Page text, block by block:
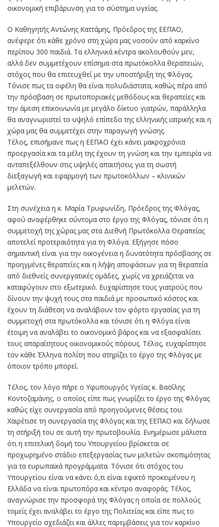
οικονομική επιβάρυνση για το σύστημα υγείας.
Ο Καθηγητής Αντώνης Καττάμης, Πρόεδρος της ΕΕΠΑΟ,
ανέφερε ότι κάθε χρόνο στη χώρα μας νοσούν από καρκίνο
περίπου 300 παιδιά. Τα ελληνικά κέντρα ακολουθούν μεν,
αλλά δεν συμμετέχουν επίσημα στα πρωτόκολλα θεραπειών,
στόχος που θα επιτευχθεί με την υποστήριξη της Φλόγας.
Τόνισε πως τα οφέλη θα είναι πολυδιάστατα, καθώς πέρα από
την πρόσβαση σε πρωτοποριακές μεθόδους και θεραπείες και
την άμεση επικοινωνία με μεγάλο δίκτυο γιατρών, παράλληλα
θα αναγνωριστεί το υψηλό επίπεδο της ελληνικής ιατρικής και η
χώρα μας θα συμμετέχει στην παραγωγή γνώσης.
Τέλος, επισήμανε πως η ΕΕΠΑO έχει κάνει μακροχρόνια
προεργασία και τα μέλη της έχουν τη γνώση και την εμπειρία να
ανταπεξέλθουν στις υψηλές απαιτήσεις για τη σωστή
διεξαγωγή και εφαρμογή των πρωτοκόλλων – κλινικών
μελετών.
Στη συνέχεια η κ. Μαρία Τρυφωνίδη, Πρόεδρος της Φλόγας,
αφού αναφέρθηκε σύντομα στο έργο της Φλόγας, τόνισε ότι η
συμμετοχή της χώρας μας στα Διεθνή Πρωτόκολλα Θεραπείας
αποτελεί προτεραιότητα για τη Φλόγα. Εξήγησε πόσο
σημαντική είναι για την οικογένεια η δυνατότητα πρόσβασης σε
προηγμένες θεραπείες και η λήψη αποφάσεων για τη θεραπεία
από διεθνείς συνεργατικές ομάδες, χωρίς να χρειάζεται να
καταφύγουν στο εξωτερικό. Ευχαρίστησε τους γιατρούς που
δίνουν την ψυχή τους στα παιδιά με προσωπικό κόστος και
έχουν τη διάθεση να αναλάβουν τον φόρτο εργασίας για τη
συμμετοχή στα πρωτόκολλα και τόνισε ότι η Φλόγα είναι
έτοιμη να αναλάβει το οικονομικό βάρος και να εξασφαλίσει
τους απαραίτητους οικονομικούς πόρους. Τέλος, ευχαρίστησε
τον κάθε Έλληνα πολίτη που στηρίζει το έργο της Φλόγας με
όποιον τρόπο μπορεί.
Τέλος, τον λόγο πήρε ο Υφυπουργός Υγείας κ. Βασίλης
Κοντοζαμάνης, ο οποίος είπε πως γνωρίζει το έργο της Φλόγας
καθώς είχε συνεργασία από προηγούμενες θέσεις του.
Χαιρέτισε τη συνεργασία της Φλόγας και της ΕΕΠΑΟ και δήλωσε
τη στήριξή του σε αυτή την πρωτοβουλία. Ενημέρωσε μάλιστα
ότι η επιτελική δομή του Υπουργείου βρίσκεται σε
προχωρημένο στάδιο επεξεργασίας των μελετών σκοπιμότητας
για τα ευρωπαϊκά προγράμματα. Τόνισε ότι στόχος του
Υπουργείου είναι να κάνει ό,τι είναι εφικτό προκειμένου η
Ελλάδα να είναι πρωτοπόρα και κέντρο αναφοράς. Τέλος,
αναγνώρισε την προσφορά της Φλόγας η οποία σε πολλούς
τομείς έχει αναλάβει το έργο της Πολιτείας και είπε πως το
Υπουργείο σχεδιάζει και άλλες παρεμβάσεις για τον καρκίνο